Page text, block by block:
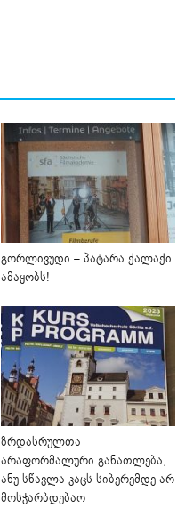
გორლივუდი – პატარა ქალაქი
ამაყობს!
ზრდასრულთა
არაფორმალური განათლება,
ანუ სწავლა კაცს სიბერემდე არ
მოსჭარბდებაო